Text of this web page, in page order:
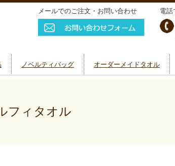
メールでのご注文・お問い合わせ 電話
ノベルティバッグ オーダーメイドタオル
ィタオル